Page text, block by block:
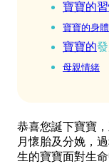
寶寶的
寶寶的身體
寶寶的
母親情緒
恭喜您誕下寶寶
月懷胎及分娩，
生的寶寶面對生